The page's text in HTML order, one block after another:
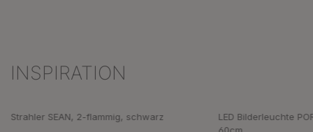
Produktgalerie überspringen
INSPIRATION
Strahler SEAN, 2-flammig, schwarz
LED Bilderleuchte